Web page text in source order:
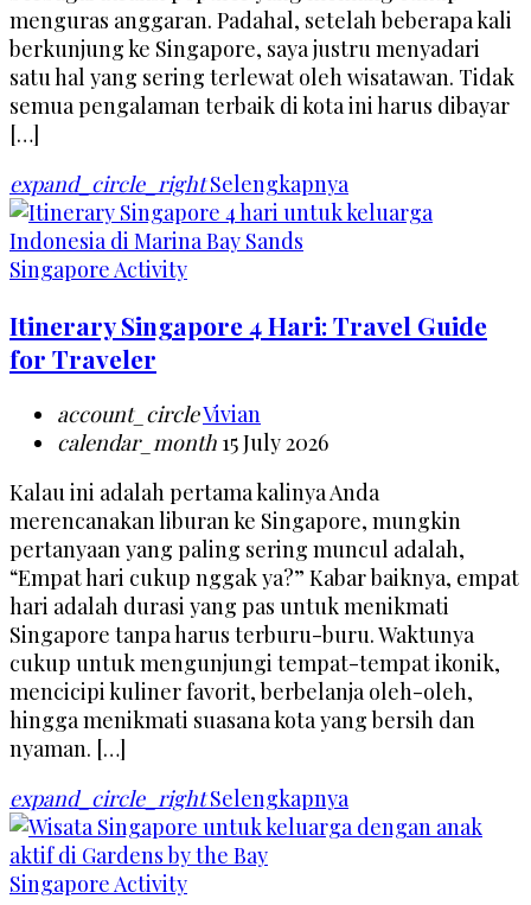
menguras anggaran. Padahal, setelah beberapa kali
berkunjung ke Singapore, saya justru menyadari
satu hal yang sering terlewat oleh wisatawan. Tidak
semua pengalaman terbaik di kota ini harus dibayar
[…]
expand_circle_rightSelengkapnya
Singapore Activity
Itinerary Singapore 4 Hari: Travel Guide
for Traveler
account_circleVivian
calendar_month 15 July 2026
Kalau ini adalah pertama kalinya Anda
merencanakan liburan ke Singapore, mungkin
pertanyaan yang paling sering muncul adalah,
“Empat hari cukup nggak ya?” Kabar baiknya, empat
hari adalah durasi yang pas untuk menikmati
Singapore tanpa harus terburu-buru. Waktunya
cukup untuk mengunjungi tempat-tempat ikonik,
mencicipi kuliner favorit, berbelanja oleh-oleh,
hingga menikmati suasana kota yang bersih dan
nyaman. […]
expand_circle_rightSelengkapnya
Singapore Activity